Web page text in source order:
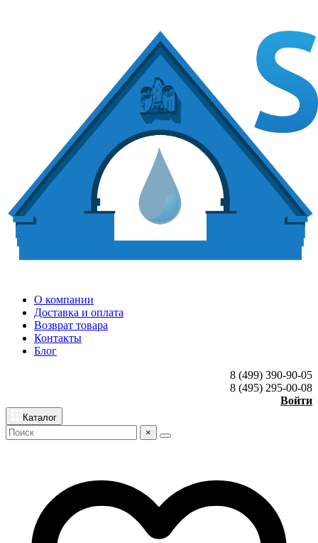
О компании
Доставка и оплата
Возврат товара
Контакты
Блог
8 (499) 390-90-05
8 (495) 295-00-08
Войти
Каталог
×